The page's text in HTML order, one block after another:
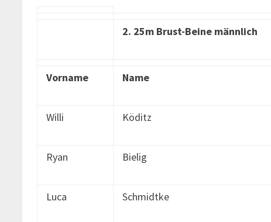
2. 25m Brust-Beine männlich
Vorname Name
Willi Köditz
Ryan Bielig
Luca Schmidtke